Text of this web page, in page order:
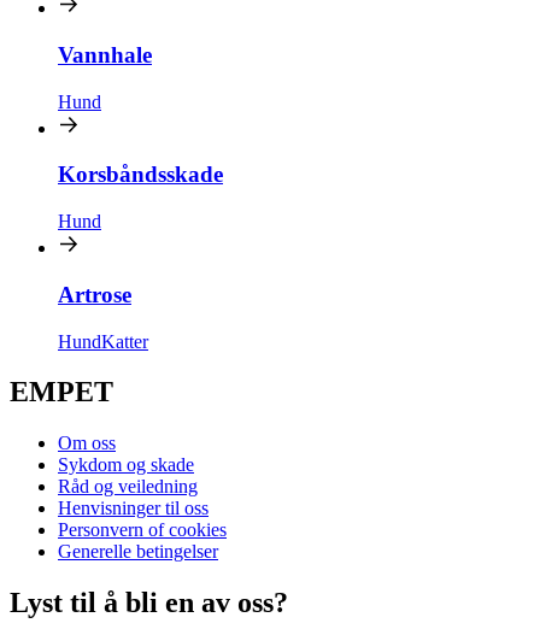
Vannhale
Hund
Korsbåndsskade
Hund
Artrose
HundKatter
EMPET
Om oss
Sykdom og skade
Råd og veiledning
Henvisninger til oss
Personvern of cookies
Generelle betingelser
Lyst til å bli en av oss?